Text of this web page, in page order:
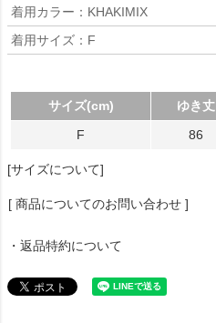
着用カラー：KHAKIMIX
着用サイズ：F
サイズ(cm) ゆき丈
F
86
[サイズについて]
[ 商品についてのお問い合わせ ]
・返品特約について